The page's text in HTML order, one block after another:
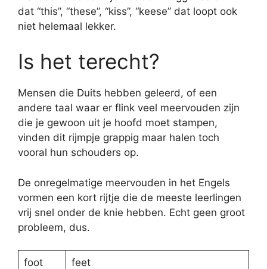
dat “this”, “these”, “kiss”, “keese” dat loopt ook
niet helemaal lekker.
Is het terecht?
Mensen die Duits hebben geleerd, of een
andere taal waar er flink veel meervouden zijn
die je gewoon uit je hoofd moet stampen,
vinden dit rijmpje grappig maar halen toch
vooral hun schouders op.
De onregelmatige meervouden in het Engels
vormen een kort rijtje die de meeste leerlingen
vrij snel onder de knie hebben. Echt geen groot
probleem, dus.
foot feet